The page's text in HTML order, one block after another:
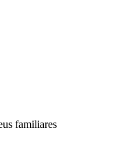
familiares